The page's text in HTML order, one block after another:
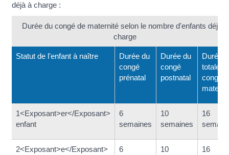
déjà à charge :
Durée du congé de maternité selon le nombre d'enfants déjà à
charge
Statut de l'enfant à naître
Durée du
congé
prénatal
Durée du
congé
postnatal
Durée
totale
congé
1<Exposant>er</Exposant>
enfant
6
semaines
10
semaines
16
2<Exposant>e</Exposant> 6 10 16